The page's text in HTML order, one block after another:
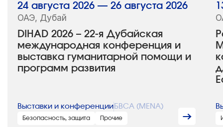
DIHAD 2026 – 22-я Дубайская
международная конференция и
выставка гуманитарной помощи и
программ развития
24 августа 2026 — 26 августа 2026
ОАЭ, Дубай
Выставки и конференции БВСА (MENA)
Безопасность, защита Прочие